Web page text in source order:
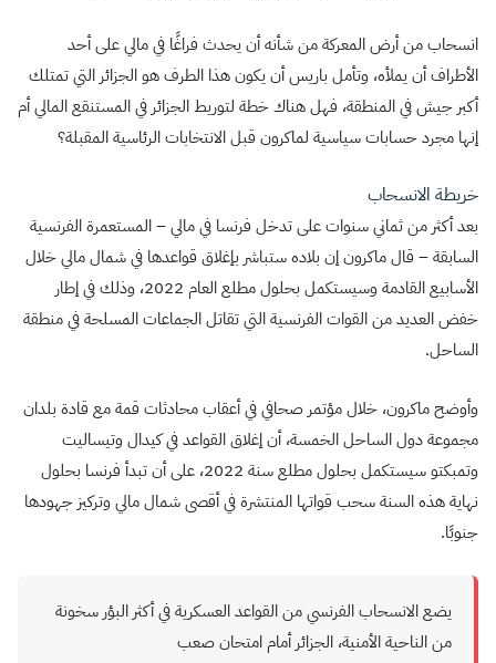
انسحاب من أرض المعركة من شأنه أن يحدث فراغًا في مالي على أحد
الأطراف أن يملأه، وتأمل باريس أن يكون هذا الطرف هو الجزائر التي تمتلك
أكبر جيش في المنطقة، فهل هناك خطة لتوريط الجزائر في المستنقع المالي أم
إنها مجرد حسابات سياسية لماكرون قبل الانتخابات الرئاسية المقبلة؟
خريطة الانسحاب
بعد أكثر من ثماني سنوات على تدخل فرنسا في مالي – المستعمرة الفرنسية
السابقة – قال ماكرون إن بلاده ستباشر بإغلاق قواعدها في شمال مالي خلال
الأسابيع القادمة وسيستكمل بحلول مطلع العام 2022، وذلك في إطار
خفض العديد من القوات الفرنسية التي تقاتل الجماعات المسلحة في منطقة
الساحل.
وأوضح ماكرون، خلال مؤتمر صحافي في أعقاب محادثات قمة مع قادة بلدان
مجموعة دول الساحل الخمسة، أن إغلاق القواعد في كيدال وتيساليت
وتمبكتو سيستكمل بحلول مطلع سنة 2022، على أن تبدأ فرنسا بحلول
نهاية هذه السنة سحب قواتها المنتشرة في أقصى شمال مالي وتركيز جهودها
جنوبًا.
يضع الانسحاب الفرنسي من القواعد العسكرية في أكثر البؤر سخونة
من الناحية الأمنية، الجزائر أمام امتحان صعب